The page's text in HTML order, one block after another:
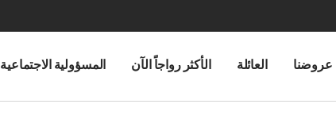
عروضنا العائلة الأكثر رواجاً الآن المسؤولية الاجتماعية